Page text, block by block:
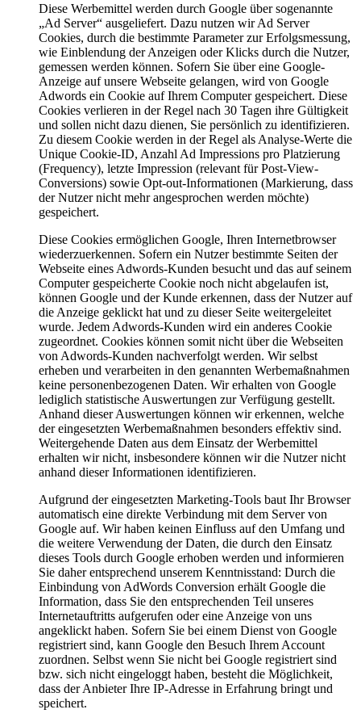
Diese Werbemittel werden durch Google über sogenannte
„Ad Server“ ausgeliefert. Dazu nutzen wir Ad Server
Cookies, durch die bestimmte Parameter zur Erfolgsmessung,
wie Einblendung der Anzeigen oder Klicks durch die Nutzer,
gemessen werden können. Sofern Sie über eine Google-
Anzeige auf unsere Webseite gelangen, wird von Google
Adwords ein Cookie auf Ihrem Computer gespeichert. Diese
Cookies verlieren in der Regel nach 30 Tagen ihre Gültigkeit
und sollen nicht dazu dienen, Sie persönlich zu identifizieren.
Zu diesem Cookie werden in der Regel als Analyse-Werte die
Unique Cookie-ID, Anzahl Ad Impressions pro Platzierung
(Frequency), letzte Impression (relevant für Post-View-
Conversions) sowie Opt-out-Informationen (Markierung, dass
der Nutzer nicht mehr angesprochen werden möchte)
gespeichert.
Diese Cookies ermöglichen Google, Ihren Internetbrowser
wiederzuerkennen. Sofern ein Nutzer bestimmte Seiten der
Webseite eines Adwords-Kunden besucht und das auf seinem
Computer gespeicherte Cookie noch nicht abgelaufen ist,
können Google und der Kunde erkennen, dass der Nutzer auf
die Anzeige geklickt hat und zu dieser Seite weitergeleitet
wurde. Jedem Adwords-Kunden wird ein anderes Cookie
zugeordnet. Cookies können somit nicht über die Webseiten
von Adwords-Kunden nachverfolgt werden. Wir selbst
erheben und verarbeiten in den genannten Werbemaßnahmen
keine personenbezogenen Daten. Wir erhalten von Google
lediglich statistische Auswertungen zur Verfügung gestellt.
Anhand dieser Auswertungen können wir erkennen, welche
der eingesetzten Werbemaßnahmen besonders effektiv sind.
Weitergehende Daten aus dem Einsatz der Werbemittel
erhalten wir nicht, insbesondere können wir die Nutzer nicht
anhand dieser Informationen identifizieren.
Aufgrund der eingesetzten Marketing-Tools baut Ihr Browser
automatisch eine direkte Verbindung mit dem Server von
Google auf. Wir haben keinen Einfluss auf den Umfang und
die weitere Verwendung der Daten, die durch den Einsatz
dieses Tools durch Google erhoben werden und informieren
Sie daher entsprechend unserem Kenntnisstand: Durch die
Einbindung von AdWords Conversion erhält Google die
Information, dass Sie den entsprechenden Teil unseres
Internetauftritts aufgerufen oder eine Anzeige von uns
angeklickt haben. Sofern Sie bei einem Dienst von Google
registriert sind, kann Google den Besuch Ihrem Account
zuordnen. Selbst wenn Sie nicht bei Google registriert sind
bzw. sich nicht eingeloggt haben, besteht die Möglichkeit,
dass der Anbieter Ihre IP-Adresse in Erfahrung bringt und
speichert.